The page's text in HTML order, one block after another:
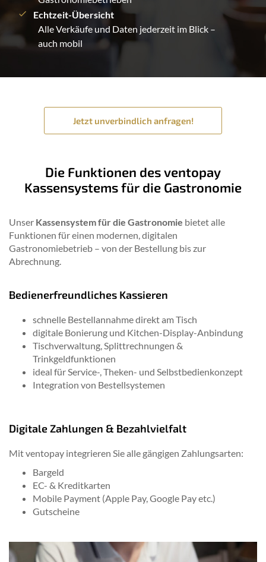
Echtzeit-Übersicht
Alle Verkäufe und Daten jederzeit im Blick –
auch mobil
Jetzt unverbindlich anfragen!
Die Funktionen des ventopay
Kassensystems für die Gastronomie
Unser Kassensystem für die Gastronomie bietet alle
Funktionen für einen modernen, digitalen
Gastronomiebetrieb – von der Bestellung bis zur
Abrechnung.
Bedienerfreundliches Kassieren
schnelle Bestellannahme direkt am Tisch
digitale Bonierung und Kitchen-Display-Anbindung
Tischverwaltung, Splittrechnungen &
Trinkgeldfunktionen
ideal für Service-, Theken- und Selbstbedienkonzept
Integration von Bestellsystemen
Digitale Zahlungen & Bezahlvielfalt
Mit ventopay integrieren Sie alle gängigen Zahlungsarten:
Bargeld
EC- & Kreditkarten
Mobile Payment (Apple Pay, Google Pay etc.)
Gutscheine